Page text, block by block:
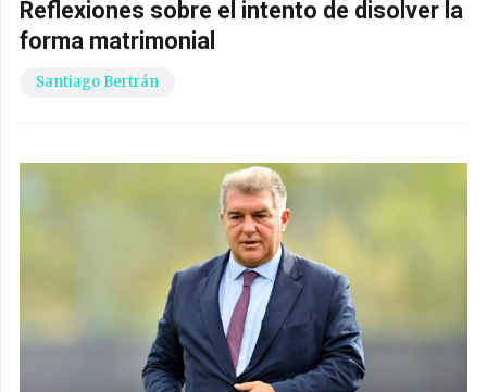
Reflexiones sobre el intento de disolver la
forma matrimonial
Santiago Bertrán